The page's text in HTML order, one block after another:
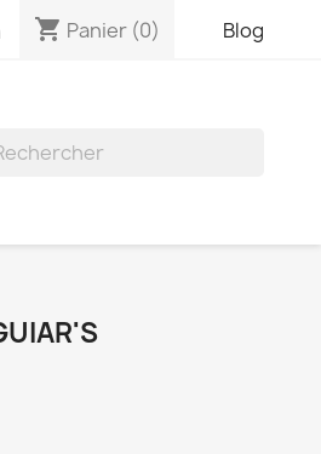
shopping_cart Panier (0) Blog